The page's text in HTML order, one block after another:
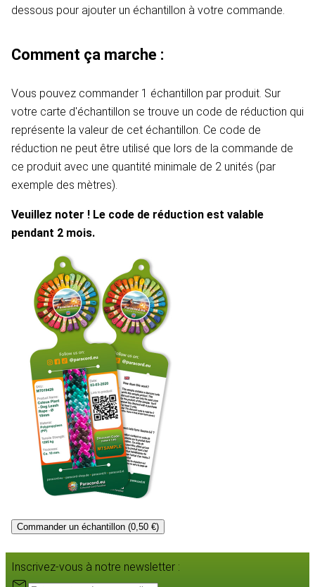
dessous pour ajouter un échantillon à votre commande.
Comment ça marche :
Vous pouvez commander 1 échantillon par produit. Sur
votre carte d'échantillon se trouve un code de réduction qui
représente la valeur de cet échantillon. Ce code de
réduction ne peut être utilisé que lors de la commande de
ce produit avec une quantité minimale de 2 unités (par
exemple des mètres).
Veuillez noter ! Le code de réduction est valable
pendant 2 mois.
Commander un échantillon (0,50 €)
Inscrivez-vous à notre newsletter :